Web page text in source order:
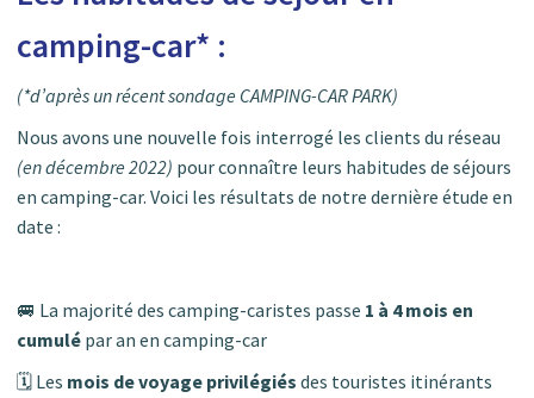
camping-car* :
(*d’après un récent sondage CAMPING-CAR PARK)
Nous avons une nouvelle fois interrogé les clients du réseau
(en décembre 2022) pour connaître leurs habitudes de séjours
en camping-car. Voici les résultats de notre dernière étude en
date :
🚐 La majorité des camping-caristes passe 1 à 4 mois en
cumulé par an en camping-car
🗓️ Les mois de voyage privilégiés des touristes itinérants